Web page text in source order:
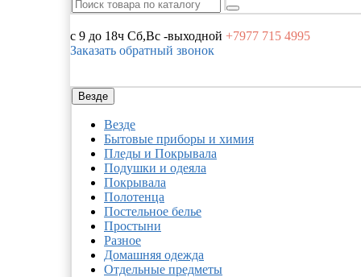
с 9 до 18ч Сб,Вс -выходной +7977 715 4995
Заказать обратный звонок
Везде
Везде
Бытовые приборы и химия
Пледы и Покрывала
Подушки и одеяла
Покрывала
Полотенца
Постельное белье
Простыни
Разное
Домашняя одежда
Отдельные предметы